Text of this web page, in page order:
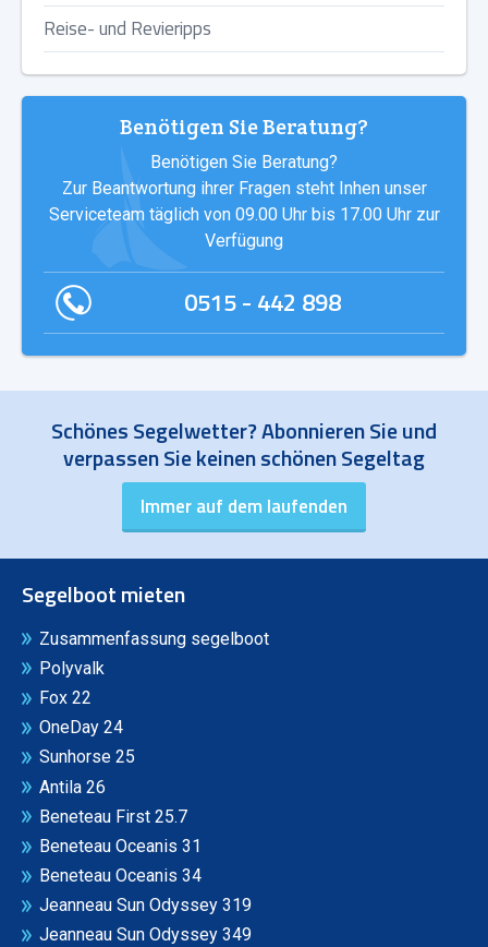
Reise- und Revieripps
Benötigen Sie Beratung?
Benötigen Sie Beratung?
Zur Beantwortung ihrer Fragen steht Inhen unser
Serviceteam täglich von 09.00 Uhr bis 17.00 Uhr zur
Verfügung
0515 - 442 898
Schönes Segelwetter? Abonnieren Sie und
verpassen Sie keinen schönen Segeltag
Segelboot mieten
Zusammenfassung segelboot
Polyvalk
Fox 22
OneDay 24
Sunhorse 25
Antila 26
Beneteau First 25.7
Beneteau Oceanis 31
Beneteau Oceanis 34
Jeanneau Sun Odyssey 319
Jeanneau Sun Odyssey 349